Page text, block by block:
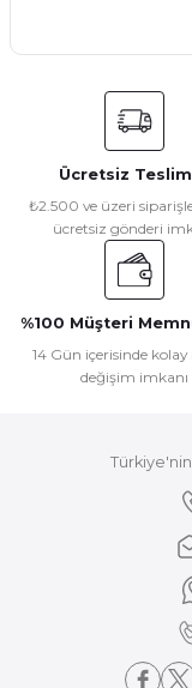
Ücretsiz
₺2.500 ve üzeri
ücretsiz gönderi
%100 Müşteri
14 Gün içerisinde kolay
değişim imkanı
Türkiye'nin